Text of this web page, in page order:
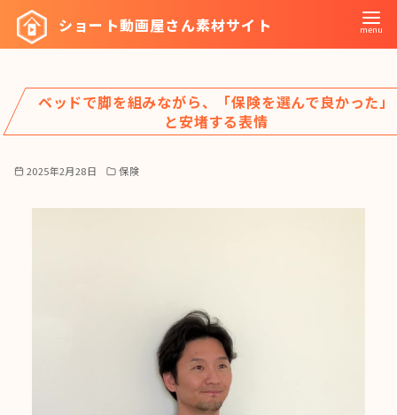
ツ
へ
ショート動画屋さん素材サイト
ベッドで脚を組みながら、「保険を選んで良かった」
と安堵する表情
2025年2月28日 保険